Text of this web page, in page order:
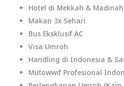
Hotel di Mekkah & Madinah
Makan 3x Sehari
Bus Eksklusif AC
Visa Umroh
Handling di Indonesia &
Mutowwif Profesional